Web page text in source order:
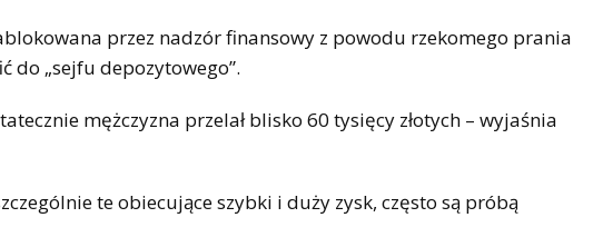
przez nadzór finansowy z powodu rzekomego prania
do „sejfu depozytowego”.
mężczyzna przelał blisko 60 tysięcy złotych – wyjaśnia
te obiecujące szybki i duży zysk, często są próbą